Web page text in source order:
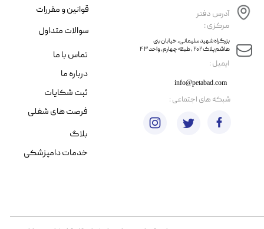
​ایمیل :
آدرس دفتر
مرکزی :
info@petabad.com
​​بزرگراه شهید سلیمانی، خیابان بنی
هاشم پلاک ۲۰۲ ، طبقه چهارم، واحد ۴۳
قوانین و مقررات
سوالات متداول
تماس با ما
درباره ما
ثبت شکایات
فرصت های شغلی
​شبکه های اجتماعی :
بلاگ
خدمات دامپزشکی